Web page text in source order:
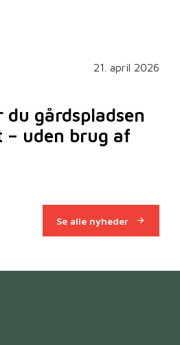
21. april 2026
du gårdspladsen
uden brug af
Se alle nyheder